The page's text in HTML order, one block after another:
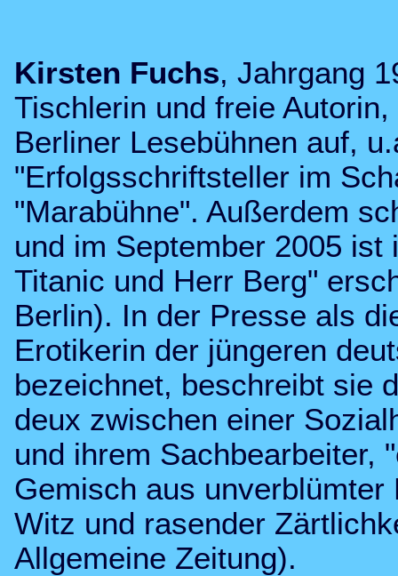
Kirsten Fuchs, Jahrgang
Tischlerin und freie
Berliner Lesebühnen auf,
"Erfolgsschriftsteller im
"Marabühne". Außerdem
und im September 2005 ist
Titanic und Herr Berg"
Berlin). In der Presse als
Erotikerin der jüngeren
bezeichnet, beschreibt sie
deux zwischen einer
und ihrem Sachbearbeiter,
Gemisch aus
Witz und rasender
Allgemeine Zeitung).